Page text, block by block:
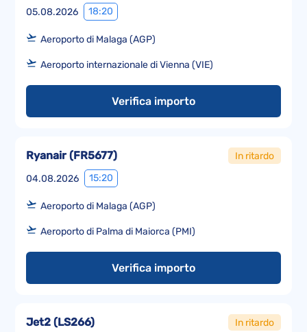
05.08.2026 18:20
Aeroporto di Malaga (AGP)
Aeroporto internazionale di Vienna (VIE)
Verifica importo
04.08.2026 15:20
Ryanair(FR5677) In ritardo
Aeroporto di Malaga (AGP)
Aeroporto di Palma di Maiorca (PMI)
Verifica importo
Jet2 (LS266) In ritardo